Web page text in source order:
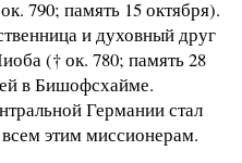
790; память 15 октября).
и духовный друг
(† ок. 780; память 28
в Бишофсхайме.
Германии стал
этим миссионерам.